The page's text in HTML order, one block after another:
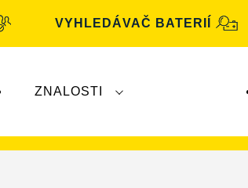
VYHLEDÁVAČ BATERIÍ
ZNALOSTI